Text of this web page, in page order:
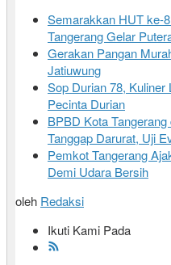
Semarakkan HUT ke-
Tangerang Gelar
Gerakan Pangan
Jatiuwung
Sop Durian 78,
Pecinta Durian
BPBD Kota
Tanggap Darurat, Uji
Pemkot Tangerang
Demi Udara Bersih
oleh Redaksi
Ikuti Kami Pada